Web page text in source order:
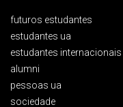
futuros estudantes
estudantes ua
estudantes internacionais
alumni
pessoas ua
sociedade